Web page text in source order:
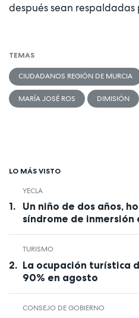
después sean respaldadas
TEMAS
CIUDADANOS REGIÓN DE MURCIA
MARÍA JOSÉ ROS DIMISIÓN
LO MÁS VISTO
YECLA
Un niño de dos años,
síndrome de inmersión
TURISMO
La ocupación turística
90% en agosto
CONSEJO DE GOBIERNO